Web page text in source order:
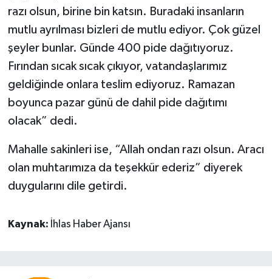
razı olsun, birine bin katsın. Buradaki insanların
mutlu ayrılması bizleri de mutlu ediyor. Çok güzel
şeyler bunlar. Günde 400 pide dağıtıyoruz.
Fırından sıcak sıcak çıkıyor, vatandaşlarımız
geldiğinde onlara teslim ediyoruz. Ramazan
boyunca pazar günü de dahil pide dağıtımı
olacak” dedi.
Mahalle sakinleri ise, “Allah ondan razı olsun. Aracı
olan muhtarımıza da teşekkür ederiz” diyerek
duygularını dile getirdi.
Kaynak: İhlas Haber Ajansı